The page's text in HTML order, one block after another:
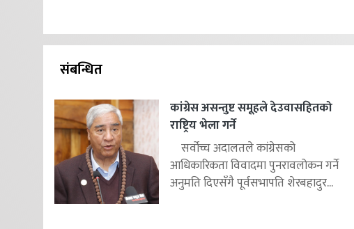
संबन्धित
कांग्रेस असन्तुष्ट समूहले देउवासहितको
राष्ट्रिय भेला गर्ने
सर्वोच्च अदालतले कांग्रेसको
आधिकारिकता विवादमा पुनरावलोकन गर्ने
अनुमति दिएसँगै पूर्वसभापति शेरबहादुर...